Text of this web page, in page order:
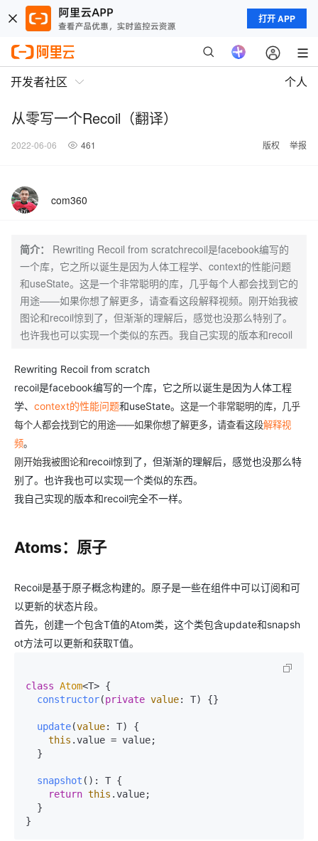
打开 APP
开发者社区 个人
从零写一个Recoil（翻译）
2022-06-06 461 版权 举报
com360
简介：
Rewriting Recoil from scratchrecoil是facebook编写的
一个库，它之所以诞生是因为人体工程学、context的性能问题
和useState。这是一个非常聪明的库，几乎每个人都会找到它的
用途——如果你想了解更多，请查看这段解释视频。刚开始我被
图论和recoil惊到了，但渐渐的理解后，感觉也没那么特别了。
也许我也可以实现一个类似的东西。我自己实现的版本和recoil
Rewriting Recoil from scratch
recoil是facebook编写的一个库，它之所以诞生是因为人体工程
学、 context的性能问题和useState。 这是一个非常聪明的库，几乎
每个人都会找到它的用途——如果你想了解更多，请查看这段解释视
频。
刚开始我被图论和recoil惊到了，但渐渐的理解后，感觉也没那么特
别了。也许我也可以实现一个类似的东西。
我自己实现的版本和recoil完全不一样。
Atoms：原子
Recoil是基于原子概念构建的。原子是一些在组件中可以订阅和可
以更新的状态片段。
首先，创建一个包含T值的Atom类，这个类包含update和snapsh
ot方法可以更新和获取T值。
class Atom<T> {
constructor(private value: T) {}
update(value: T) {
this .value = value;
}
snapshot (): T {
return this .value;
}